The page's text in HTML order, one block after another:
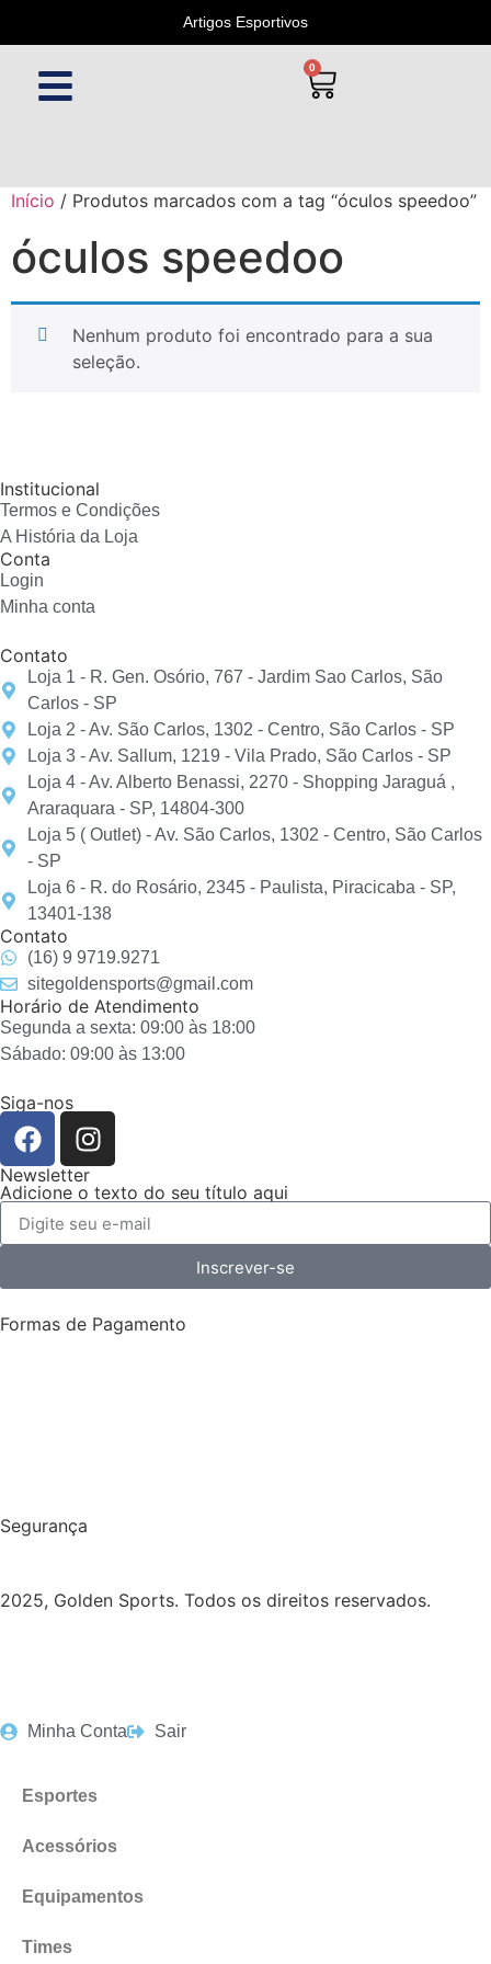
Artigos Esportivos
0
Início / Produtos marcados com a tag “óculos speedoo”
óculos speedoo
Nenhum produto foi encontrado para a sua
seleção.
Institucional
Termos e Condições
A História da Loja
Conta
Login
Minha conta
Contato
Loja 1 - R. Gen. Osório, 767 - Jardim Sao Carlos, São
Carlos - SP
Loja 2 - Av. São Carlos, 1302 - Centro, São Carlos - SP
Loja 3 - Av. Sallum, 1219 - Vila Prado, São Carlos - SP
Loja 4 - Av. Alberto Benassi, 2270 - Shopping Jaraguá ,
Araraquara - SP, 14804-300
Loja 5 ( Outlet) - Av. São Carlos, 1302 - Centro, São Carlos
- SP
Loja 6 - R. do Rosário, 2345 - Paulista, Piracicaba - SP,
13401-138
Contato
(16) 9 9719.9271
sitegoldensports@gmail.com
Horário de Atendimento
Segunda a sexta: 09:00 às 18:00
Sábado: 09:00 às 13:00
Siga-nos
Newsletter
Adicione o texto do seu título aqui
Inscrever-se
Formas de Pagamento
Segurança
2025, Golden Sports. Todos os direitos reservados.
Minha Conta Sair
Esportes
Acessórios
Equipamentos
Times